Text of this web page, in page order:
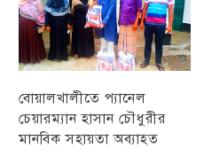
বোয়ালখালীতে প্যানেল
চেয়ারম্যান হাসান চৌধুরীর
মানবিক সহায়তা অব্যাহত